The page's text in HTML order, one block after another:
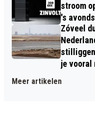
stroom
's
Zóveel
je vooral
Meer artikelen